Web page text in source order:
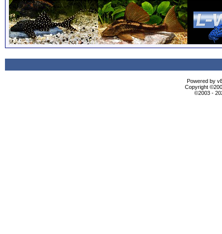
Powered by
Copyright
©2003 -